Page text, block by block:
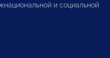
и социальной